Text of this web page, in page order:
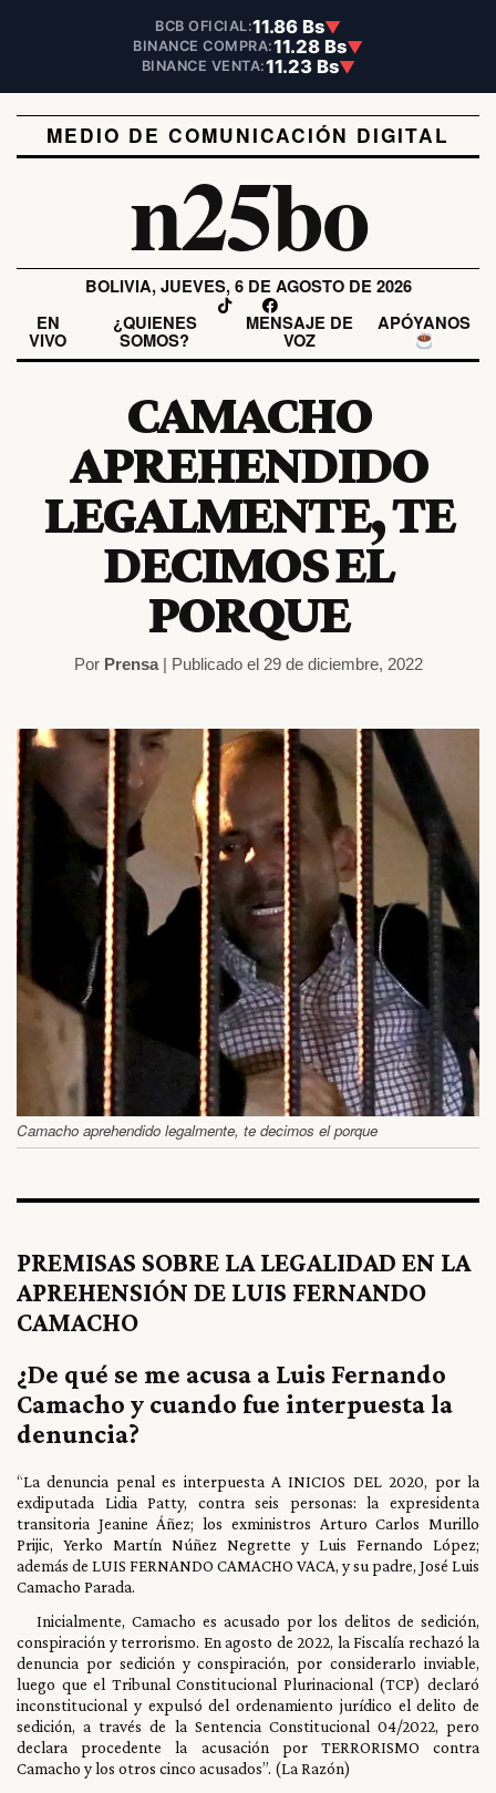
BCB OFICIAL:11.86 Bs▼
BINANCE COMPRA:11.28 Bs▼
BINANCE VENTA:11.23 Bs▼
MEDIO DE COMUNICACIÓN DIGITAL
n25bo
BOLIVIA, JUEVES, 6 DE AGOSTO DE 2026
EN
VIVO
¿QUIENES
SOMOS?
MENSAJE DE
VOZ
APÓYANOS
CAMACHO
APREHENDIDO
LEGALMENTE, TE
DECIMOS EL
PORQUE
Por Prensa| Publicado el 29 de diciembre, 2022
Camacho aprehendido legalmente, te decimos el porque
PREMISAS SOBRE LA LEGALIDAD EN LA
APREHENSIÓN DE LUIS FERNANDO
CAMACHO
¿De qué se me acusa a Luis Fernando
Camacho y cuando fue interpuesta la
denuncia?
“La denuncia penal es interpuesta A INICIOS DEL 2020, por la
exdiputada Lidia Patty, contra seis personas: la expresidenta
transitoria Jeanine Áñez; los exministros Arturo Carlos Murillo
Prijic, Yerko Martín Núñez Negrette y Luis Fernando López;
además de LUIS FERNANDO CAMACHO VACA, y su padre, José Luis
Camacho Parada.
Inicialmente, Camacho es acusado por los delitos de sedición,
conspiración y terrorismo. En agosto de 2022, la Fiscalía rechazó la
denuncia por sedición y conspiración, por considerarlo inviable,
luego que el Tribunal Constitucional Plurinacional (TCP) declaró
inconstitucional y expulsó del ordenamiento jurídico el delito de
sedición, a través de la Sentencia Constitucional 04/2022, pero
declara procedente la acusación por TERRORISMO contra
Camacho y los otros cinco acusados”. (La Razón)